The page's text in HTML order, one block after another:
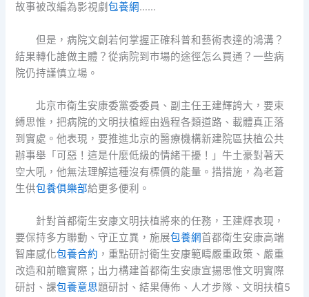
故事被改編為影視劇包養網……
但是，病院文創若何掌握正確科普和藝術表達的鴻溝？
結果轉化誰做主體？從病院到市場的途徑怎么買通？一些病
院仍持謹慎立場。
北京市衛生安康委黨委委員、副主任王建輝誇大，要束
縛思惟，把病院的文明扶植經由過程各類道路、載體真正落
到實處。他表現，要推進北京的醫療機構新建院區扶植公共
辦事舉「可惡！這是什麼低級的情緒干擾！」牛土豪對著天
空大吼，他無法理解這種沒有標價的能量。措措施，為老蒼
生供包養俱樂部給更多便利。
針對首都衛生安康文明扶植將來的任務，王建輝表現，
要保持多方聯動、守正立異，施展包養網首都衛生安康高端
智庫感化包養合約 ，重點研討衛生安康範疇嚴重政策、嚴重
改造和前瞻實際；出力構建首都衛生安康宣揚思惟文明實際
研討、課包養意思題研討、結果傳佈、人才步隊、文明扶植5